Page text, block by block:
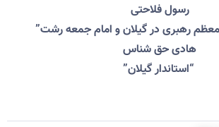
رسول فلاحتی
معظم رهبری در گیلان و امام جمعه رشت”
هادی حق شناس
“استاندار گیلان”